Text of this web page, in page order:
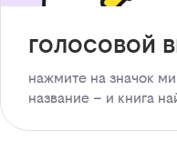
голосовой
нажмите на значок
название – и книга